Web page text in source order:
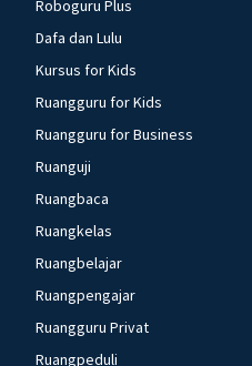
Roboguru Plus
Dafa dan Lulu
Kursus for Kids
Ruangguru for Kids
Ruangguru for Business
Ruanguji
Ruangbaca
Ruangkelas
Ruangbelajar
Ruangpengajar
Ruangguru Privat
Ruangpeduli